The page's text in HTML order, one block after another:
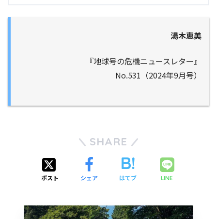
湯木恵美
『地球号の危機ニュースレター』
No.531（2024年9月号）
SHARE
ポスト シェア はてブ LINE